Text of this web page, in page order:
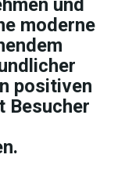
und
moderne
positiven
Besucher